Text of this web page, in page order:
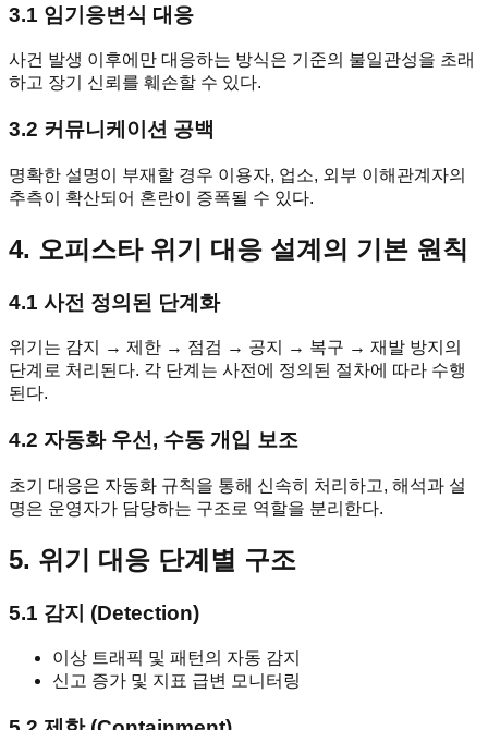
3.1 임기응변식 대응
사건 발생 이후에만 대응하는 방식은 기준의 불일관성을 초래
하고 장기 신뢰를 훼손할 수 있다.
3.2 커뮤니케이션 공백
명확한 설명이 부재할 경우 이용자, 업소, 외부 이해관계자의
추측이 확산되어 혼란이 증폭될 수 있다.
4. 오피스타 위기 대응 설계의 기본 원칙
4.1 사전 정의된 단계화
위기는 감지 → 제한 → 점검 → 공지 → 복구 → 재발 방지의
단계로 처리된다. 각 단계는 사전에 정의된 절차에 따라 수행
된다.
4.2 자동화 우선, 수동 개입 보조
초기 대응은 자동화 규칙을 통해 신속히 처리하고, 해석과 설
명은 운영자가 담당하는 구조로 역할을 분리한다.
5. 위기 대응 단계별 구조
5.1 감지 (Detection)
이상 트래픽 및 패턴의 자동 감지
신고 증가 및 지표 급변 모니터링